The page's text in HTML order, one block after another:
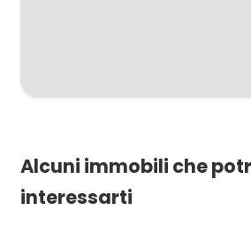
Alcuni immobili che
interessarti